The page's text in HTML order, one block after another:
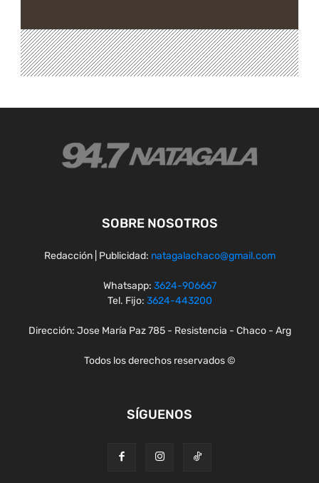
SOBRE NOSOTROS
Redacción | Publicidad: natagalachaco@gmail.com
Whatsapp: 3624-906667
Tel. Fijo: 3624-443200
Dirección: Jose María Paz 785 - Resistencia - Chaco - Arg
Todos los derechos reservados ©
SÍGUENOS